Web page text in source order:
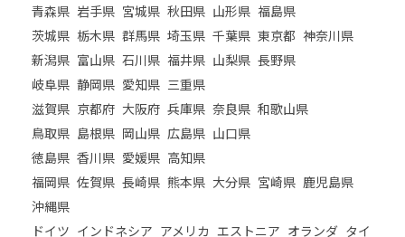
青森県 岩手県 宮城県 秋田県 山形県 福島県
茨城県 栃木県 群馬県 埼玉県 千葉県 東京都 神奈川県
新潟県 富山県 石川県 福井県 山梨県 長野県
岐阜県 静岡県 愛知県 三重県
滋賀県 京都府 大阪府 兵庫県 奈良県 和歌山県
鳥取県 島根県 岡山県 広島県 山口県
徳島県 香川県 愛媛県 高知県
福岡県 佐賀県 長崎県 熊本県 大分県 宮崎県 鹿児島県
沖縄県
ドイツ インドネシア アメリカ エストニア オランダ タイ